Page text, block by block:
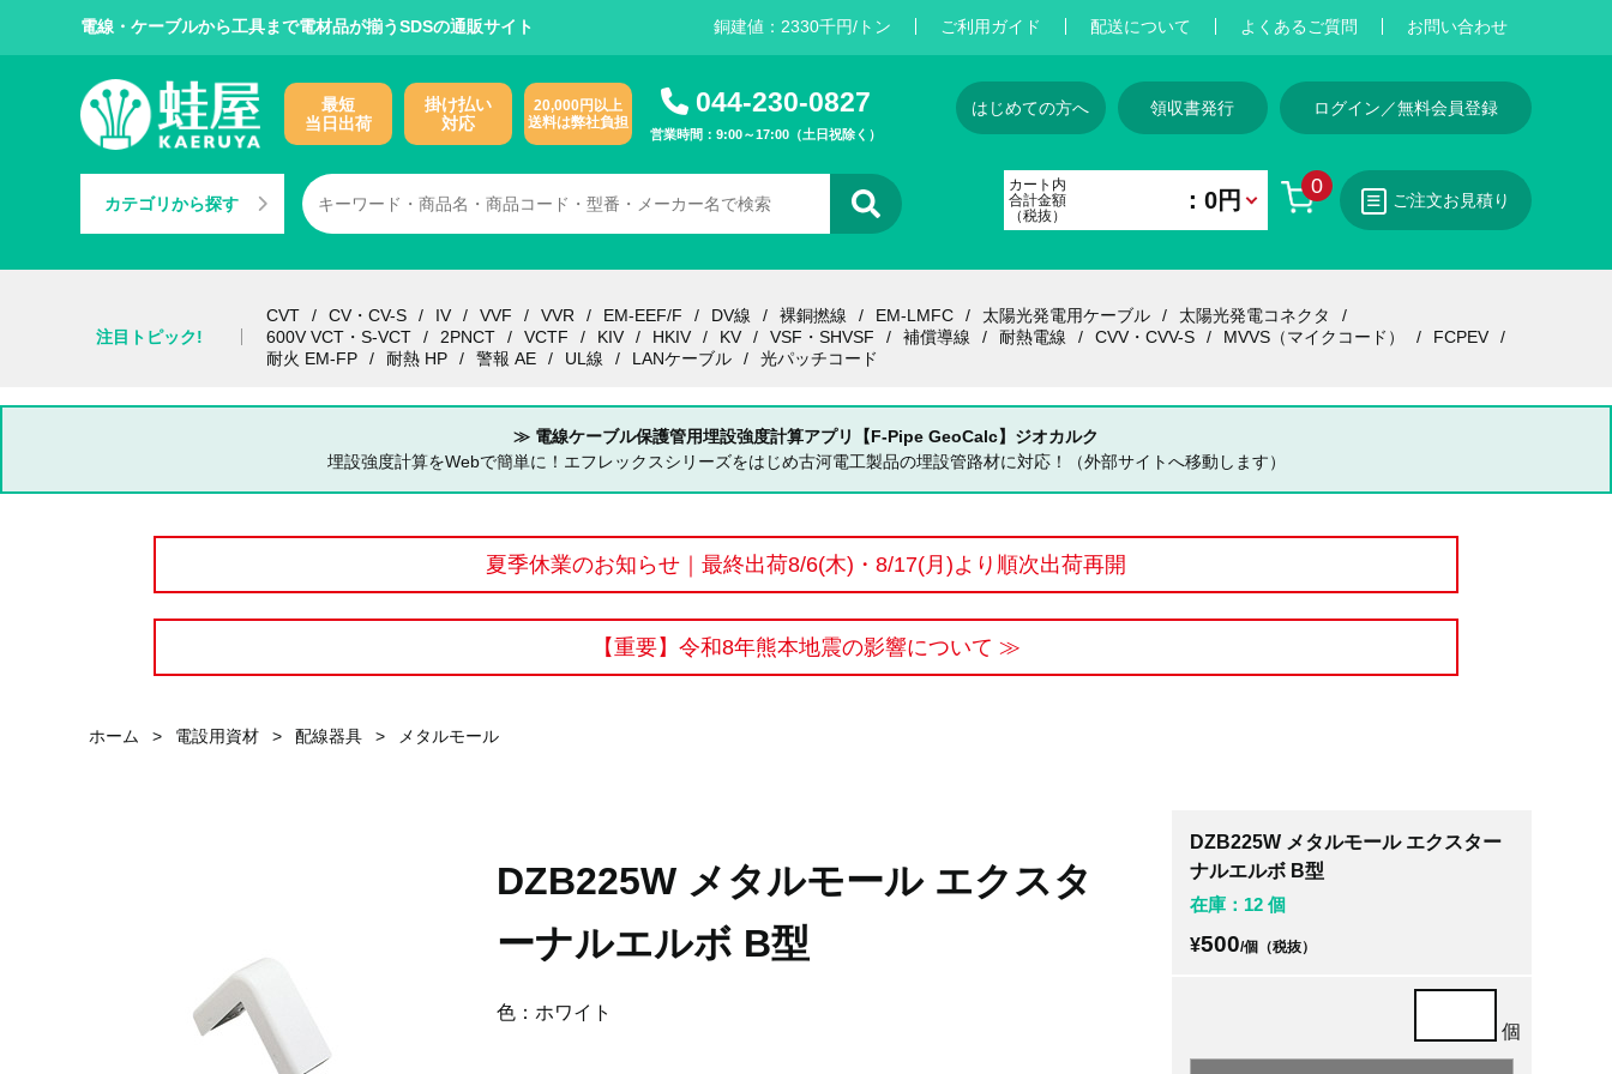
電線・ケーブルから工具まで電材品が揃うSDSの通販サイト 銅建値： 2330千円/トン ご利用ガイド 配送について よくあるご質問 お問い合わせ
最短
当日出荷
掛け払い
対応
20,000円以上
送料は弊社負担
044-230-0827
営業時間：9:00～17:00（土日祝除く）
カテゴリから探す
はじめての方へ 領収書発行 ログイン／無料会員登録
0
カート内
合計金額
（税抜）
：0円 ご注文お見積り
注目トピック!
CVT CV・CV-S IV VVF VVR EM-EEF/F DV線 裸銅撚線 EM-LMFC 太陽光発電用ケーブル
太陽光発電コネクタ
600V VCT・S-VCT
2PNCT VCTF KIV HKIV KV VSF・SHVSF 補償導線 耐熱電線 CVV・CVV-S MVVS（マイクコード）
FCPEV
耐火 EM-FP
耐熱 HP 警報 AE UL線 LANケーブル 光パッチコード
≫ 電線ケーブル保護管用埋設強度計算アプリ【F-Pipe GeoCalc】ジオカルク
埋設強度計算をWebで簡単に！エフレックスシリーズをはじめ古河電工製品の埋設管路材に対応！（外部サイトへ移動します）
夏季休業のお知らせ｜最終出荷8/6(木)・8/17(月)より順次出荷再開
【重要】令和8年熊本地震の影響について ≫
ホーム > 電設用資材 > 配線器具 > メタルモール
DZB225W メタルモール エクスタ
ーナルエルボ B型
色：ホワイト
DZB225W メタルモール エクスター
ナルエルボ B型
在庫：12 個
¥500/個（税抜）
個